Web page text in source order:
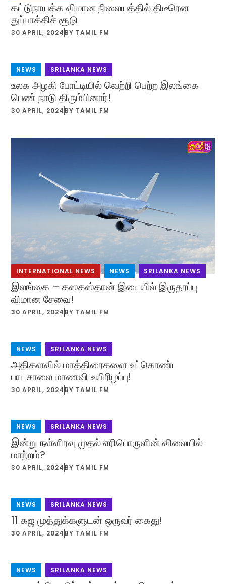
கட்டுநாயக்க விமான நிலையத்தில் திடீரென
துப்பாக்கிச் சூடு
30 APRIL, 2024 BY TAMIL FM
NEWS SRILANKA NEWS
உலக அழகி போட்டியில் வெற்றி பெற்ற இலங்கை
பெண் நாடு திரும்பினார்!
30 APRIL, 2024 BY TAMIL FM
INTERNATIONAL NEWS , NEWS , SRILANKA NEWS
இலங்கை – கஸகஸ்தான் இடையில் இருதரப்பு
விமான சேவை!
30 APRIL, 2024 BY TAMIL FM
NEWS SRILANKA NEWS
அதிகளவில் மாத்திரைகளை உட்கொண்ட
பாடசாலை மாணவி உயிரிழப்பு!
30 APRIL, 2024 BY TAMIL FM
NEWS SRILANKA NEWS
இன்று நள்ளிரவு முதல் எரிபொருளின் விலையில்
மாற்றம்?
30 APRIL, 2024 BY TAMIL FM
NEWS SRILANKA NEWS
11 கஜ முத்துக்களுடன் ஒருவர் கைது!
30 APRIL, 2024 BY TAMIL FM
NEWS SRILANKA NEWS